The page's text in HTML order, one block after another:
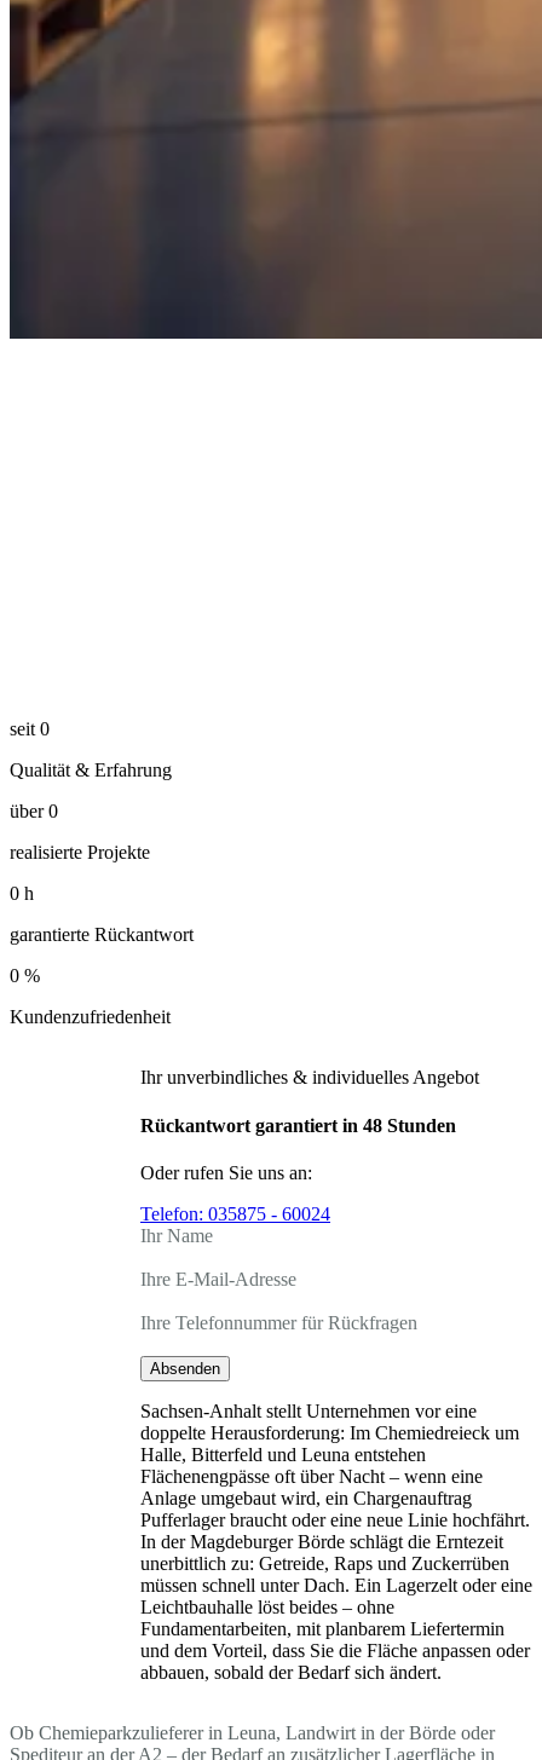
seit 0
Qualität & Erfahrung
über 0
realisierte Projekte
0 h
garantierte Rückantwort
0 %
Kundenzufriedenheit
Ihr unverbindliches & individuelles Angebot
Rückantwort garantiert in 48 Stunden
Oder rufen Sie uns an:
Telefon: 035875 - 60024
Ihr Name
Ihre E-Mail-Adresse
Ihre Telefonnummer für Rückfragen
Absenden
Sachsen-Anhalt stellt Unternehmen vor eine
doppelte Herausforderung: Im Chemiedreieck um
Halle, Bitterfeld und Leuna entstehen
Flächenengpässe oft über Nacht – wenn eine
Anlage umgebaut wird, ein Chargenauftrag
Pufferlager braucht oder eine neue Linie hochfährt.
In der Magdeburger Börde schlägt die Erntezeit
unerbittlich zu: Getreide, Raps und Zuckerrüben
müssen schnell unter Dach. Ein Lagerzelt oder eine
Leichtbauhalle löst beides – ohne
Fundamentarbeiten, mit planbarem Liefertermin
und dem Vorteil, dass Sie die Fläche anpassen oder
abbauen, sobald der Bedarf sich ändert.
Ob Chemieparkzulieferer in Leuna, Landwirt in der Börde oder
Spediteur an der A2 – der Bedarf an zusätzlicher Lagerfläche in